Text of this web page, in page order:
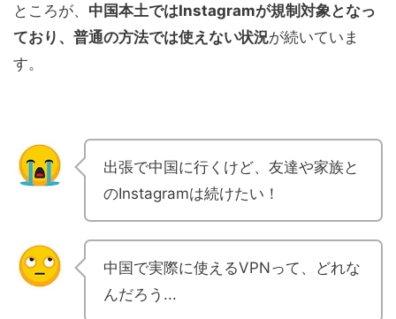
ところが、 中国本土ではInstagramが規制対象となっ
ており、普通の方法では使えない状況が続いていま
す。
出張で中国に行くけど、友達や家族と
のInstagramは続けたい！
中国で実際に使えるVPNって、どれな
んだろう...